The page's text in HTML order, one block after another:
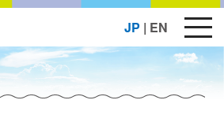
JP | EN
メ
ニ
ュ
ー
ボ